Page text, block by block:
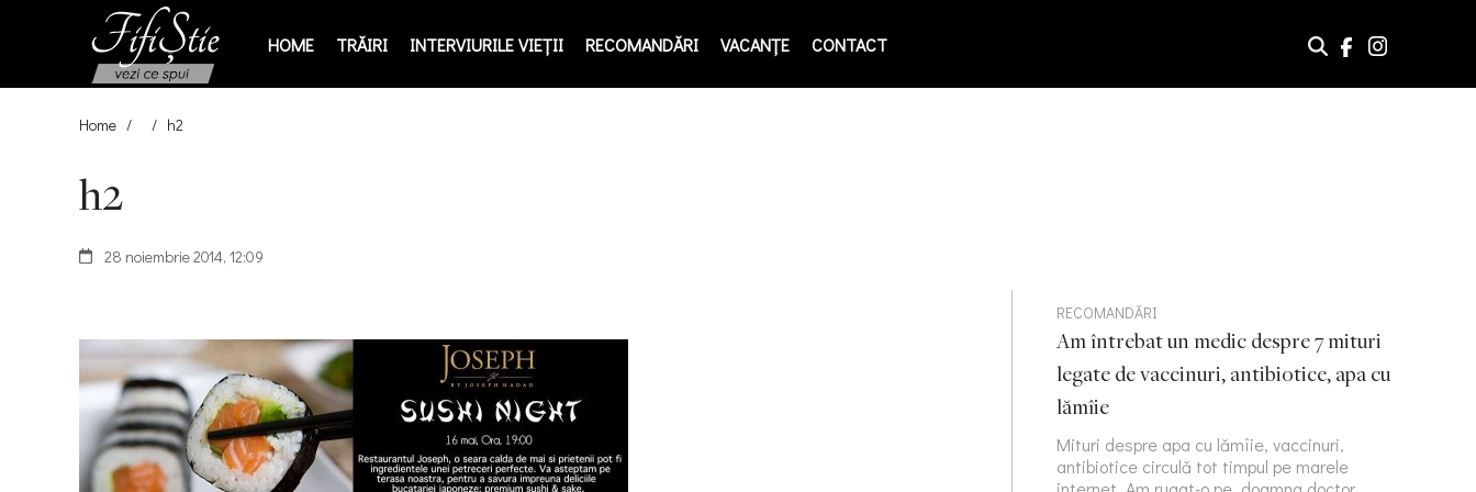
HOME TRĂIRI INTERVIURILE VIEŢII RECOMANDĂRI VACANȚE CONTACT
Home / / h2
h2
28 noiembrie 2014, 12:09
RECOMANDĂRI
Am întrebat un medic despre 7 mituri
legate de vaccinuri, antibiotice, apa cu
lămîie
Mituri despre apa cu lămîie, vaccinuri,
antibiotice circulă tot timpul pe marele